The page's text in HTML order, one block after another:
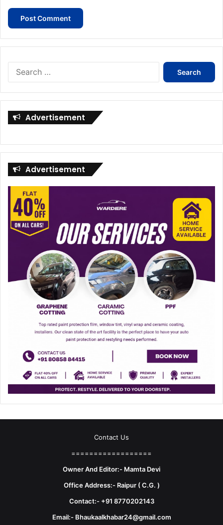
Search
Advertisement
Advertisement
Contact Us
==================
Owner And Editor:- Mamta Devi
Office Address:- Raipur ( C.G. )
Contact:- +91 8770202143
Email:- Bhaukaalkhabar24@gmail.com